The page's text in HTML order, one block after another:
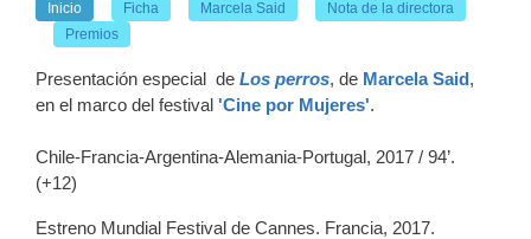
Inicio Ficha Marcela Said
Nota de la directora
Premios
Presentación especial de Los perros, de Marcela Said,
en el marco del festival 'Cine por Mujeres'.
Chile-Francia-Argentina-Alemania-Portugal, 2017 / 94’.
(+12)
Estreno Mundial Festival de Cannes. Francia, 2017.